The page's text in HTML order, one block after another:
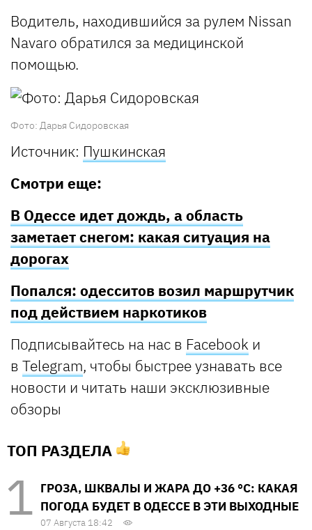
Водитель, находившийся за рулем Nissan
Navaro обратился за медицинской
помощью.
Фото: Дарья Сидоровская
Источник: Пушкинская
Смотри еще:
В Одессе идет дождь, а область
заметает снегом: какая ситуация на
дорогах
Попался: одесситов возил маршрутчик
под действием наркотиков
Подписывайтесь на нас в Facebook и
в Telegram, чтобы быстрее узнавать все
новости и читать наши эксклюзивные
обзоры
ТОП РАЗДЕЛА
ГРОЗА, ШКВАЛЫ И ЖАРА ДО +36 °С: КАКАЯ
ПОГОДА БУДЕТ В ОДЕССЕ В ЭТИ ВЫХОДНЫЕ
07 Августа 18:42